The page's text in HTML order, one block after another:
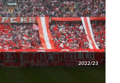
2022/23